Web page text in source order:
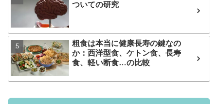
ついての研究
粗食は本当に健康長寿の鍵なの
か：西洋型食、ケトン食、長寿
食、軽い断食…の比較